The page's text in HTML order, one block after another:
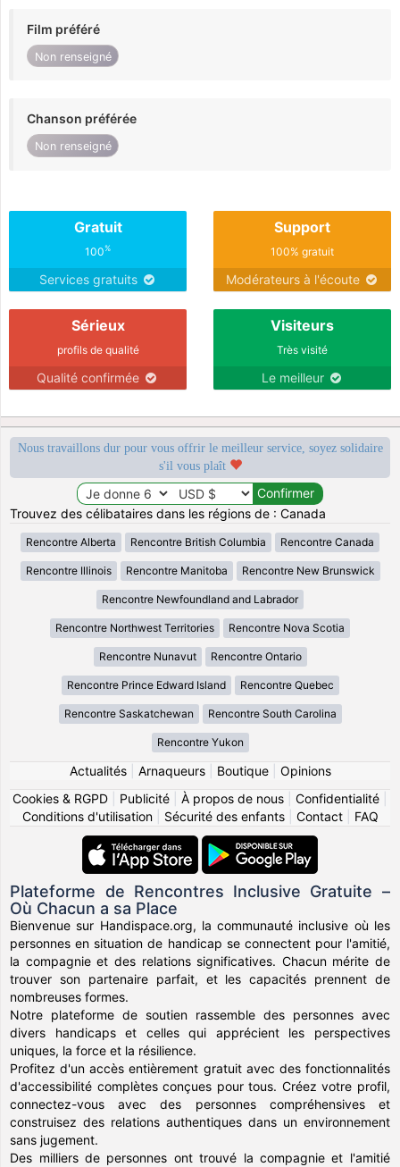
Film préféré
Non renseigné
Chanson préférée
Non renseigné
Gratuit
100%
Services gratuits
Support
100% gratuit
Modérateurs à l'écoute
Sérieux
profils de qualité
Qualité confirmée
Visiteurs
Très visité
Le meilleur
Nous travaillons dur pour vous offrir le meilleur service, soyez solidaire
s'il vous plaît
Trouvez des célibataires dans les régions de : Canada
Rencontre Alberta Rencontre British Columbia Rencontre Canada
Rencontre Illinois Rencontre Manitoba Rencontre New Brunswick
Rencontre Newfoundland and Labrador
Rencontre Northwest Territories Rencontre Nova Scotia
Rencontre Nunavut Rencontre Ontario
Rencontre Prince Edward Island Rencontre Quebec
Rencontre Saskatchewan Rencontre South Carolina
Rencontre Yukon
Actualités| Arnaqueurs| Boutique| Opinions
Cookies & RGPD
Publicité À propos de nous Confidentialité
Conditions d'utilisation| Sécurité des enfants| Contact| FAQ
Plateforme de Rencontres Inclusive Gratuite –
Où Chacun a sa Place
Bienvenue sur Handispace.org, la communauté inclusive où les
personnes en situation de handicap se connectent pour l'amitié,
la compagnie et des relations significatives. Chacun mérite de
trouver son partenaire parfait, et les capacités prennent de
nombreuses formes.
Notre plateforme de soutien rassemble des personnes avec
divers handicaps et celles qui apprécient les perspectives
uniques, la force et la résilience.
Profitez d'un accès entièrement gratuit avec des fonctionnalités
d'accessibilité complètes conçues pour tous. Créez votre profil,
connectez-vous avec des personnes compréhensives et
construisez des relations authentiques dans un environnement
sans jugement.
Des milliers de personnes ont trouvé la compagnie et l'amitié